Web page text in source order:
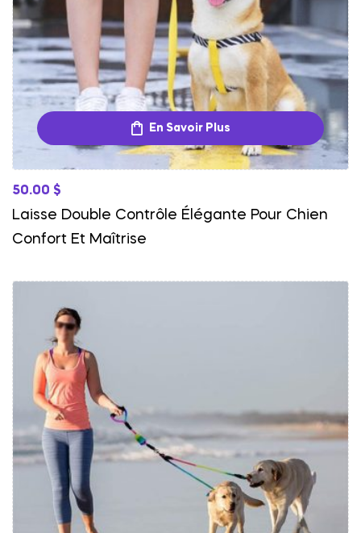
En Savoir Plus
50.00 $
Laisse Double Contrôle Élégante Pour Chien
Confort Et Maîtrise